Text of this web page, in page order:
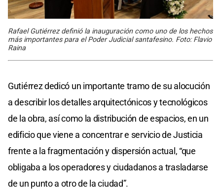
Rafael Gutiérrez definió la inauguración como uno de los hechos
más importantes para el Poder Judicial santafesino. Foto: Flavio
Raina
Gutiérrez dedicó un importante tramo de su alocución
a describir los detalles arquitectónicos y tecnológicos
de la obra, así como la distribución de espacios, en un
edificio que viene a concentrar e servicio de Justicia
frente a la fragmentación y dispersión actual, “que
obligaba a los operadores y ciudadanos a trasladarse
de un punto a otro de la ciudad”.